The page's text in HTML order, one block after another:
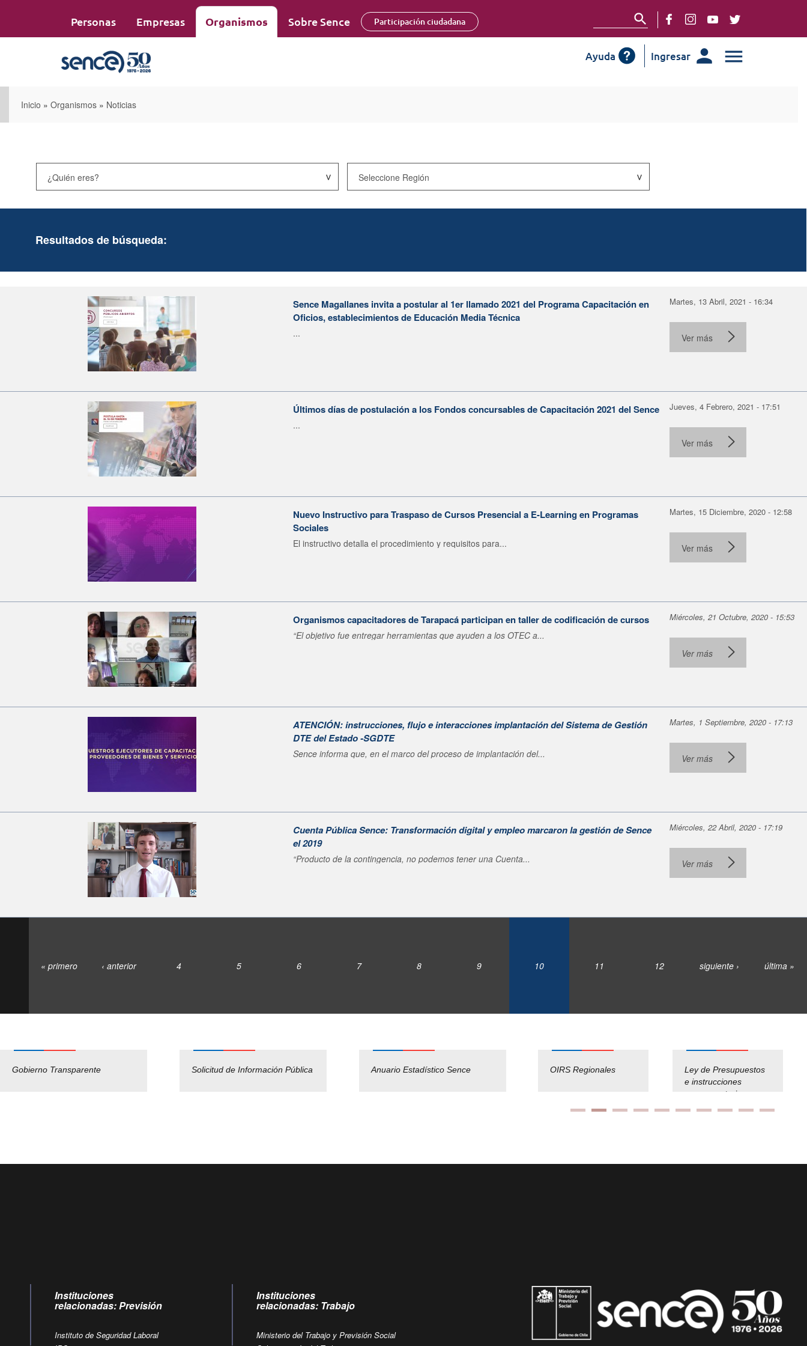
Personas Empresas Organismos Sobre Sence Participación ciudadana
Ingresar
Ayuda
Inicio » Organismos » Noticias
Resultados de búsqueda:
Sence Magallanes invita a postular al 1er llamado 2021 del Programa Capacitación en
Oficios, establecimientos de Educación Media Técnica
...
Martes, 13 Abril, 2021 - 16:34
Ver más
Últimos días de postulación a los Fondos concursables de Capacitación 2021 del Sence
...
Jueves, 4 Febrero, 2021 - 17:51
Ver más
Nuevo Instructivo para Traspaso de Cursos Presencial a E-Learning en Programas
Sociales
El instructivo detalla el procedimiento y requisitos para...
Martes, 15 Diciembre, 2020 - 12:58
Ver más
Organismos capacitadores de Tarapacá participan en taller de codificación de cursos
“El objetivo fue entregar herramientas que ayuden a los OTEC a...
Miércoles, 21 Octubre, 2020 - 15:53
Ver más
ATENCIÓN: instrucciones, flujo e interacciones implantación del Sistema de Gestión
DTE del Estado -SGDTE
Sence informa que, en el marco del proceso de implantación del...
Martes, 1 Septiembre, 2020 - 17:13
Ver más
Cuenta Pública Sence: Transformación digital y empleo marcaron la gestión de Sence
el 2019
“Producto de la contingencia, no podemos tener una Cuenta...
Miércoles, 22 Abril, 2020 - 17:19
Ver más
« primero ‹ anterior 4 5 6 7 8 9 10 11 12 siguiente › última »
Gobierno Transparente Solicitud de Información Pública Anuario Estadístico Sence
Pago Proveedores
Empleos Públicos
Solicitud Audiencias y
OIRS Regionales
Ley de Presupuestos
e instrucciones
presuspuetarias
Instituciones
relacionadas: Previsión
Instituto de Seguridad Laboral
Instituciones
relacionadas: Trabajo
Ministerio del Trabajo y Previsión Social